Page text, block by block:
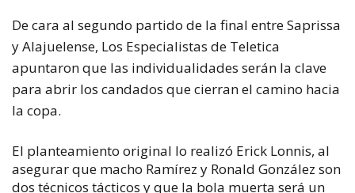
De cara al segundo partido de la final entre Saprissa
y Alajuelense, Los Especialistas de Teletica
apuntaron que las individualidades serán la clave
para abrir los candados que cierran el camino hacia
la copa.
El planteamiento original lo realizó Erick Lonnis, al
asegurar que macho Ramírez y Ronald González son
dos técnicos tácticos y que la bola muerta será un